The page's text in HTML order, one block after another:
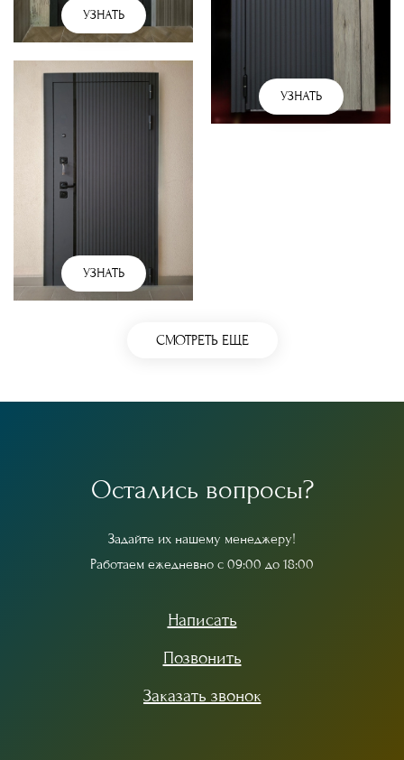
УЗНАТЬ
УЗНАТЬ
УЗНАТЬ
СМОТРЕТЬ ЕЩЕ
Остались вопросы?
Задайте их нашему менеджеру!
Работаем ежедневно с 09:00 до 18:00
Написать
Позвонить
Заказать звонок